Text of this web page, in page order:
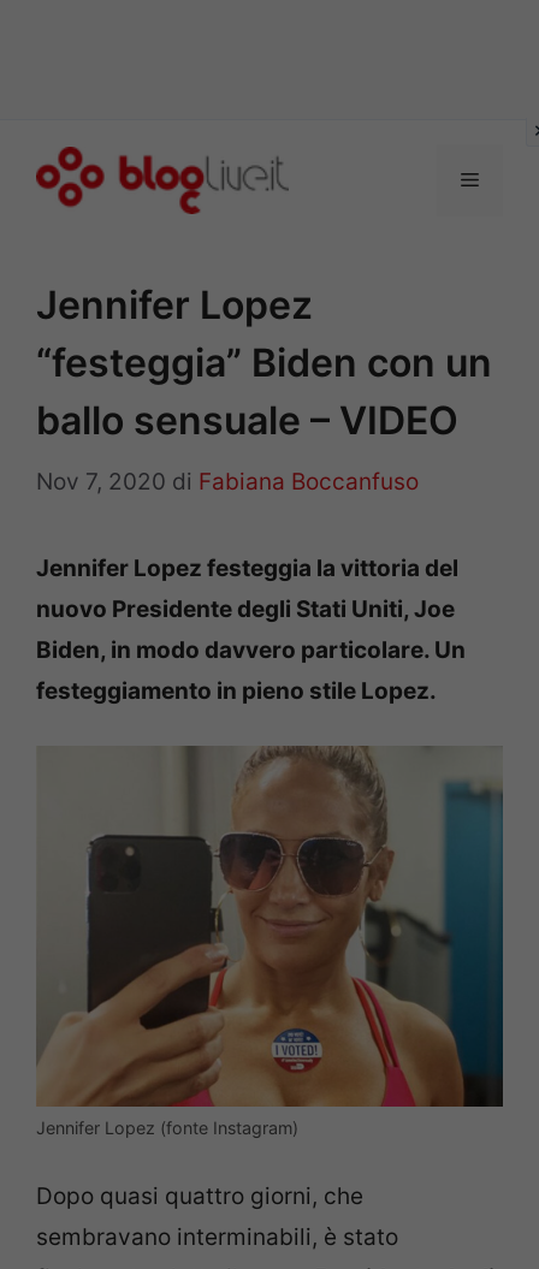
Menu
Jennifer Lopez
“festeggia” Biden con un
ballo sensuale – VIDEO
Nov 7, 2020 di Fabiana Boccanfuso
Jennifer Lopez festeggia la vittoria del
nuovo Presidente degli Stati Uniti, Joe
Biden, in modo davvero particolare. Un
festeggiamento in pieno stile Lopez.
Jennifer Lopez (fonte Instagram)
Dopo quasi quattro giorni, che
sembravano interminabili, è stato